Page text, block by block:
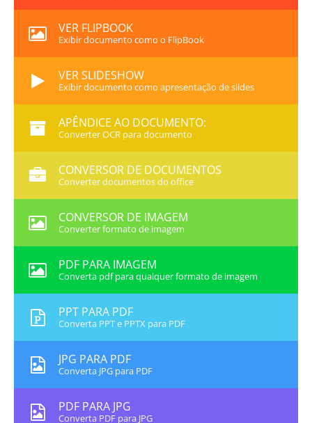
VER FLIPBOOK
Exibir documento como o FlipBook
VER SLIDESHOW
Exibir documento como apresentação de slides
APÊNDICE AO DOCUMENTO:
Converter OCR para documento
CONVERSOR DE DOCUMENTOS
Converter documentos do office
CONVERSOR DE IMAGEM
Converter formato de imagem
PDF PARA IMAGEM
Converta pdf para qualquer formato de imagem
PPT PARA PDF
Converta PPT e PPTX para PDF
JPG PARA PDF
Converta JPG para PDF
PDF PARA JPG
Converta PDF para JPG